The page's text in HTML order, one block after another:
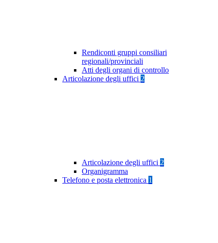
Rendiconti gruppi consiliari
regionali/provinciali
Atti degli organi di controllo
Articolazione degli uffici 2
Articolazione degli uffici 2
Organigramma
Telefono e posta elettronica 1